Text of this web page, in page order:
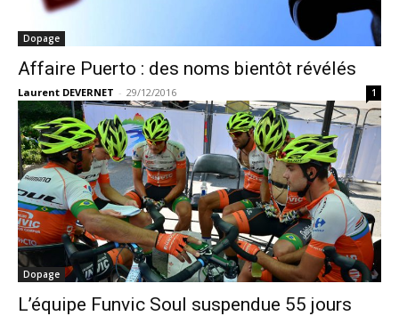
Dopage
Affaire Puerto : des noms bientôt révélés
Laurent DEVERNET - 29/12/2016 1
Dopage
L’équipe Funvic Soul suspendue 55 jours